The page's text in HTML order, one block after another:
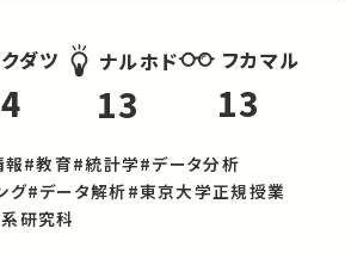
ダツ ナルホド
13
フカマル
13
報#教育#統計学#データ分析
グ#データ解析#東京大学正規授業
研究科